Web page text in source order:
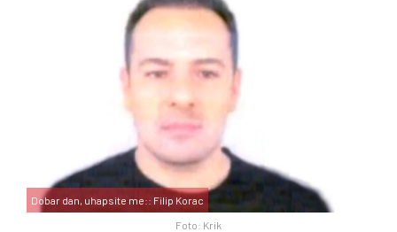
Foto: Krik
Dobar dan, uhapsite me:: Filip Korac